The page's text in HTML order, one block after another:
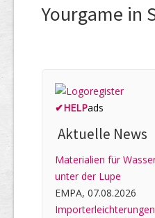
Yourgame in
✔HELPads
Aktuelle News
Materialien für
unter der Lupe
EMPA, 07.08.2026